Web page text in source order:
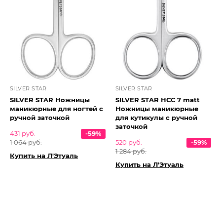
SILVER STAR
SILVER STAR Ножницы
маникюрные для ногтей с
ручной заточкой
431 руб.
1 064 руб.
-59%
Купить на Л'Этуаль
SILVER STAR
SILVER STAR НСС 7 matt
Ножницы маникюрные
для кутикулы с ручной
заточкой
520 руб.
1 284 руб.
-59%
Купить на Л'Этуаль